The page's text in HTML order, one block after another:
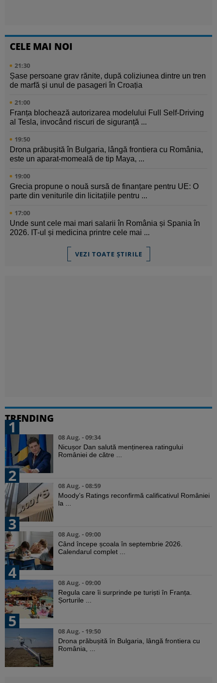
CELE MAI NOI
21:30
Șase persoane grav rănite, după coliziunea dintre un tren
de marfă și unul de pasageri în Croația
21:00
Franța blochează autorizarea modelului Full Self-Driving
al Tesla, invocând riscuri de siguranță ...
19:50
Drona prăbușită în Bulgaria, lângă frontiera cu România,
este un aparat-momeală de tip Maya, ...
19:00
Grecia propune o nouă sursă de finanțare pentru UE: O
parte din veniturile din licitațiile pentru ...
17:00
Unde sunt cele mai mari salarii în România și Spania în
2026. IT-ul și medicina printre cele mai ...
VEZI TOATE ȘTIRILE
TRENDING
1
08 Aug. - 09:34
Nicușor Dan salută menținerea ratingului
României de către ...
2
08 Aug. - 08:59
Moody’s Ratings reconfirmă calificativul României
la ...
3
08 Aug. - 09:00
Când începe școala în septembrie 2026.
Calendarul complet ...
4
08 Aug. - 09:00
Regula care îi surprinde pe turiști în Franța.
Șorturile ...
5
08 Aug. - 19:50
Drona prăbușită în Bulgaria, lângă frontiera cu
România, ...